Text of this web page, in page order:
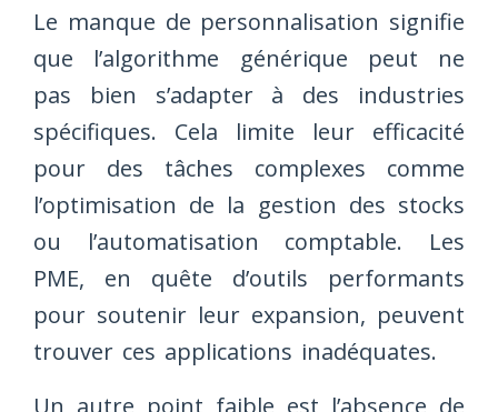
Le manque de personnalisation signifie
que l’algorithme générique peut ne
pas bien s’adapter à des industries
spécifiques. Cela limite leur efficacité
pour des tâches complexes comme
l’optimisation de la gestion des stocks
ou l’automatisation comptable. Les
PME, en quête d’outils performants
pour soutenir leur expansion, peuvent
trouver ces applications inadéquates.